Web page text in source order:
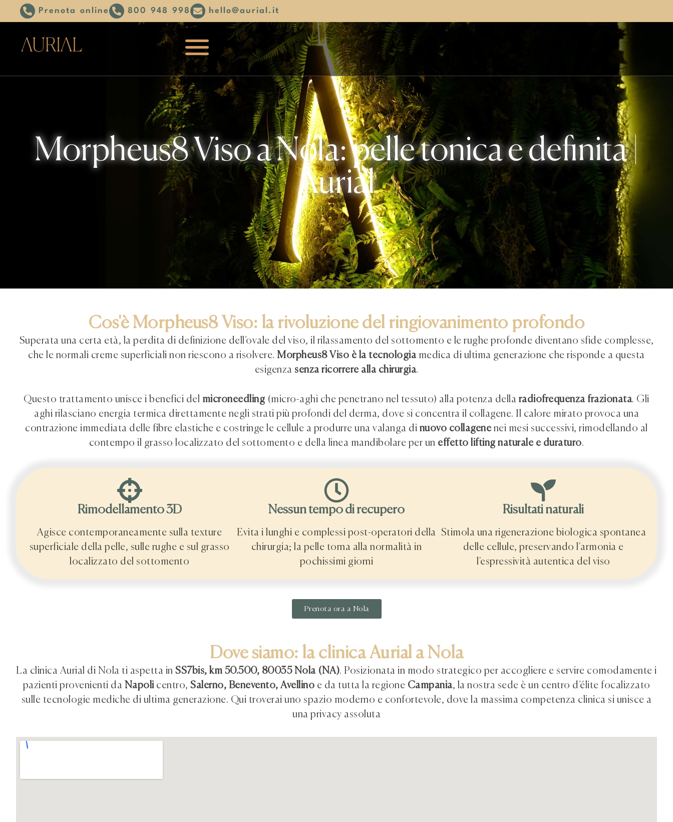
Prenota online 800 948 998 hello@aurial.it
Morpheus8 Viso a Nola: pelle tonica e definita |
Aurial
Cos'è Morpheus8 Viso: la rivoluzione del ringiovanimento profondo
Superata una certa età, la perdita di definizione dell’ovale del viso, il rilassamento del sottomento e le rughe profonde diventano sfide complesse,
che le normali creme superficiali non riescono a risolvere. Morpheus8 Viso è la tecnologiamedica di ultima generazione che risponde a questa
esigenza senza ricorrere alla chirurgia.
Questo trattamento unisce i benefici del microneedling (micro-aghi che penetrano nel tessuto) alla potenza della radiofrequenza frazionata. Gli
aghi rilasciano energia termica direttamente negli strati più profondi del derma, dove si concentra il collagene. Il calore mirato provoca una
contrazione immediata delle fibre elastiche e costringe le cellule a produrre una valanga di nuovo collagene nei mesi successivi, rimodellando al
contempo il grasso localizzato del sottomento e della linea mandibolare per un effetto lifting naturale e duraturo.
Rimodellamento 3D
Agisce contemporaneamente sulla texture
superficiale della pelle, sulle rughe e sul grasso
localizzato del sottomento
Nessun tempo di recupero
Evita i lunghi e complessi post-operatori della
chirurgia; la pelle torna alla normalità in
pochissimi giorni
Risultati naturali
Stimola una rigenerazione biologica spontanea
delle cellule, preservando l'armonia e
l'espressività autentica del viso
Prenota ora a Nola
Dove siamo: la clinica Aurial a Nola
La clinica Aurial di Nola ti aspetta inSS7bis, km 50.500, 80035 Nola (NA). Posizionata in modo strategico per accogliere e servire comodamente i
pazienti provenienti da Napoli centro, Salerno, Benevento, Avellino e da tutta la regione Campania, la nostra sede è un centro d’élite focalizzato
sulle tecnologie mediche di ultima generazione. Qui troverai uno spazio moderno e confortevole, dove la massima competenza clinica si unisce a
una privacy assoluta